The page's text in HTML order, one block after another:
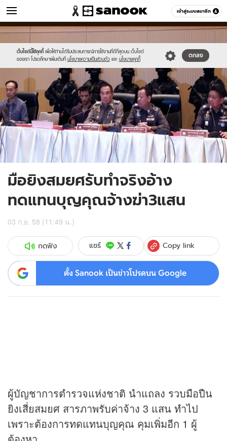
เข้าสู่ระบบสมาชิก
ข่าว หมวดอื่นๆ
เว็บไซต์นี้ใช้คุกกี้ เพื่อให้ท่านได้รับประสบการณ์การใช้งานที่ดีที่สุดบน เว็บไซต์
ของเรา โปรดศึกษาเพิ่มเติมที่ นโยบายความเป็นส่วนตัว และ นโยบายคุกกี้
ตกลง
Sanook
//s.isanook.com/sr/0/images/logo-
new-
sanook.png
600
60
//s.isanook.com/ns/0/ud/371/1859102/643463-
01.jpg
มือยิงสมยศรับทำจริงอ้าง
ทดแทนบุญคุณจ้างฆ่า3แสน
03 ก.ย. 58 (11:49 น.)
กดฟัง แชร์ Copy link
ตั้ง Sanook เป็นข่าวโปรดบน Google
ผู้บัญชาการตำรวจแห่งชาติ นำแถลง รวบมือปืน
ยิงเสี่ยสมยศ สารภาพรับค่าจ้าง 3 แสน ทำไป
เพราะต้องการทดแทนบุญคุณ คุมเพิ่มอีก 1 ผู้